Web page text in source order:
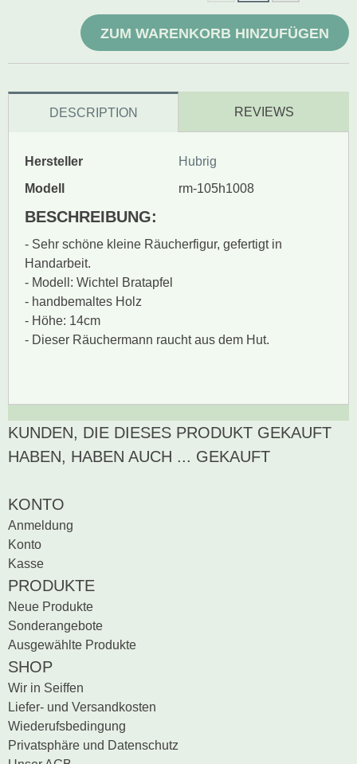
ZUM WARENKORB HINZUFÜGEN
DESCRIPTION REVIEWS
Hersteller
Hubrig
Modell
rm-105h1008
BESCHREIBUNG:
- Sehr schöne kleine Räucherfigur, gefertigt in
Handarbeit.
- Modell: Wichtel Bratapfel
- handbemaltes Holz
- Höhe: 14cm
- Dieser Räuchermann raucht aus dem Hut.
BEWERTUNG SCHREIBEN
Zur Zeit gibt es keine
Produktrezensionen.
KUNDEN, DIE DIESES PRODUKT GEKAUFT
HABEN, HABEN AUCH ... GEKAUFT
KONTO
Anmeldung
Konto
Kasse
PRODUKTE
Neue Produkte
Sonderangebote
Ausgewählte Produkte
SHOP
Wir in Seiffen
Liefer- und Versandkosten
Wiederufsbedingung
Privatsphäre und Datenschutz